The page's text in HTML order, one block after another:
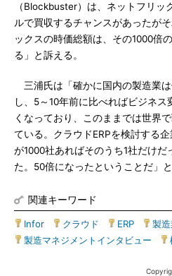
（Blockbuster）は、ネットフリ
ルで買収するチャンスがあったが
ックスの時価総額は、その1000倍
る」と訴える。
三浦氏は「確かに国内の製造業
し、5～10年前に比べればビジネ
くなっており、このままでは世界
ている。クラウドERPを検討する
が1000社あればそのうち1社だけだ
た。50倍になったということだ」と
関連キーワード
Infor クラウド ERP 製
製造マネジメントインタビュー